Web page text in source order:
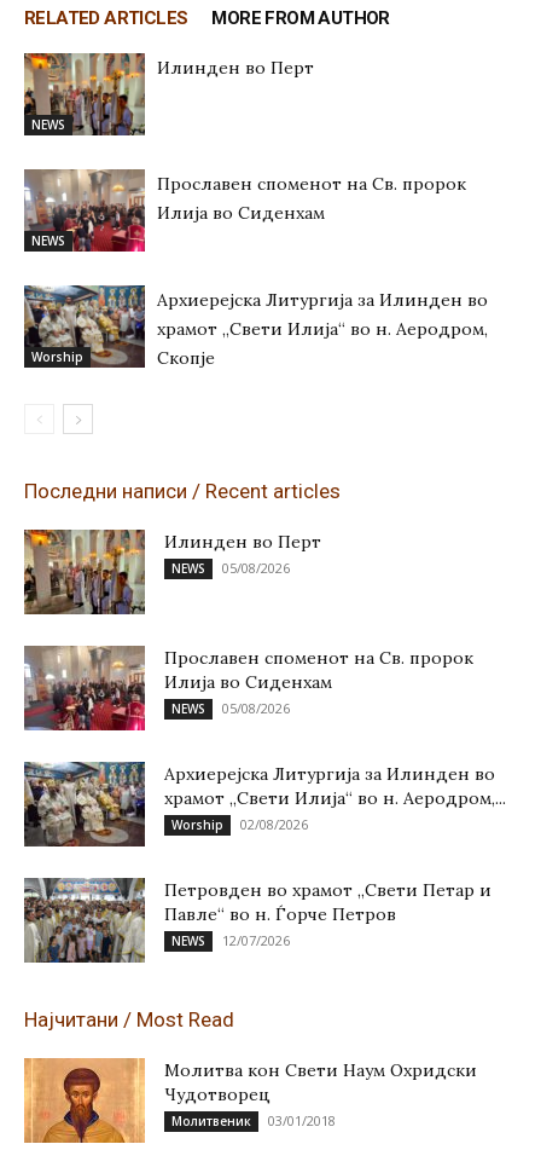
RELATED ARTICLES MORE FROM AUTHOR
NEWS
Илинден во Перт
NEWS
Прославен споменот на Св. пророк
Илија во Сиденхам
Worship
Архиерејска Литургија за Илинден во
храмот „Свети Илија“ во н. Аеродром,
Скопје
Последни написи / Recent articles
Илинден во Перт
NEWS 05/08/2026
Прославен споменот на Св. пророк
Илија во Сиденхам
NEWS 05/08/2026
Архиерејска Литургија за Илинден во
храмот „Свети Илија“ во н. Аеродром,...
Worship 02/08/2026
Петровден во храмот „Свети Петар и
Павле“ во н. Ѓорче Петров
NEWS 12/07/2026
Најчитани / Most Read
Молитва кон Свети Наум Охридски
Чудотворец
Молитвеник 03/01/2018